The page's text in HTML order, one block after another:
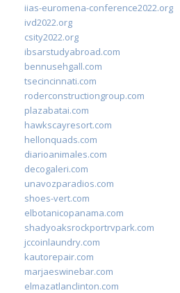
iias-euromena-conference2022.org
ivd2022.org
csity2022.org
ibsarstudyabroad.com
bennusehgall.com
tsecincinnati.com
roderconstructiongroup.com
plazabatai.com
hawkscayresort.com
hellonquads.com
diarioanimales.com
decogaleri.com
unavozparadios.com
shoes-vert.com
elbotanicopanama.com
shadyoaksrockportrvpark.com
jccoinlaundry.com
kautorepair.com
marjaeswinebar.com
elmazatlanclinton.com